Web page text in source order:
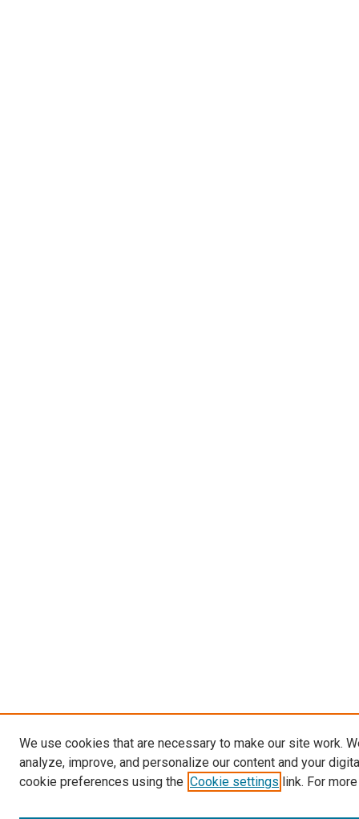
We use cookies that are necessary to make our site work.
analyze, improve, and personalize our content and your
cookie preferences using the Cookie settings link. For